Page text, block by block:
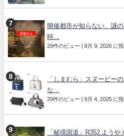
開催都市が知らない、謎
時...
29件のビュー | 8月 9, 2026 に
「しまむら」スヌーピー
な...
29件のビュー | 9月 4, 2025 に
「秘境国道」R352 よう